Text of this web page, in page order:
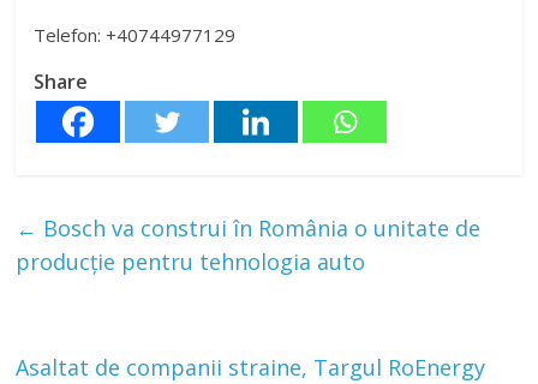
Telefon: +40744977129
Share
← Bosch va construi în România o unitate de
producție pentru tehnologia auto
Asaltat de companii straine, Targul RoEnergy